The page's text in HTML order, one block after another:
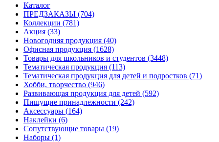
Каталог
ПРЕДЗАКАЗЫ (704)
Коллекции (781)
Акция (33)
Новогодняя продукция (40)
Офисная продукция (1628)
Товары для школьников и студентов (3448)
Тематическая продукция (113)
Тематическая продукция для детей и подростков (71)
Хобби, творчество (946)
Развивающая продукция для детей (592)
Пишущие принадлежности (242)
Аксессуары (164)
Наклейки (6)
Сопутствующие товары (19)
Наборы (1)